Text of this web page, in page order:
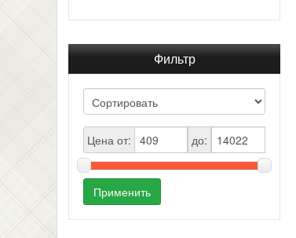
Фильтр
Цена от: до:
Применить